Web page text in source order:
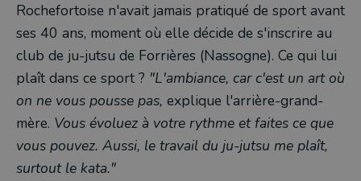
Rochefortoise n'avait jamais pratiqué de sport avant
ses 40 ans, moment où elle décide de s'inscrire au
club de ju-jutsu de Forrières (Nassogne). Ce qui lui
plaît dans ce sport ? "L'ambiance, car c'est un art où
on ne vous pousse pas, explique l'arrière-grand-
mère. Vous évoluez à votre rythme et faites ce que
vous pouvez. Aussi, le travail du ju-jutsu me plaît,
surtout le kata."